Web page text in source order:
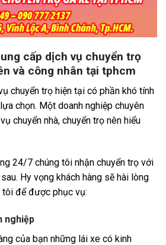
cấp dịch vụ chuyển trọ
và công nhân tại tphcm
chuyển trọ hiện tại có phần khó tính
chọn. Một doanh nghiệp chuyên
chuyển nhà, chuyển trọ nên hiểu
24/7 chúng tôi nhận chuyển trọ với
Hy vọng khách hàng sẽ hài lòng
tôi để được phục vụ:
nghiệp
của bạn những lái xe có kinh